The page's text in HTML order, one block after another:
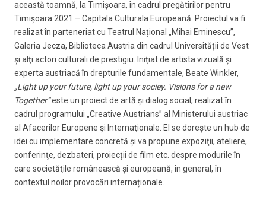
această toamnă, la Timișoara, în cadrul pregătirilor pentru
Timișoara 2021 – Capitala Culturala Europeană. Proiectul va fi
realizat în parteneriat cu Teatrul Național „Mihai Eminescu”,
Galeria Jecza, Biblioteca Austria din cadrul Universității de Vest
şi alţi actori culturali de prestigiu. Inițiat de artista vizuală și
experta austriacă în drepturile fundamentale, Beate Winkler,
„Light up your future, light up your sociey. Visions for a new
Together”este un proiect de artă şi dialog social, realizat în
cadrul programului „Creative Austrians” al Ministerului austriac
al Afacerilor Europene şi Internaţionale. El se doreşte un hub de
idei cu implementare concretă şi va propune expoziţii, ateliere,
conferinţe, dezbateri, proiecții de film etc. despre modurile în
care societăţile românească şi europeană, în general, în
contextul noilor provocări internaționale.